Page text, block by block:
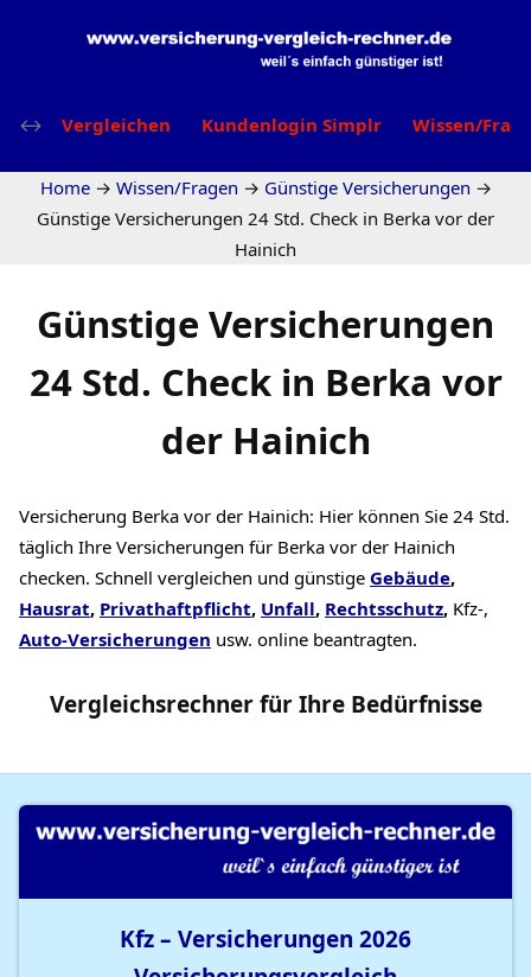
Vergleichen Kundenlogin Simplr Wissen/
Home → Wissen/Fragen → Günstige Versicherungen →
Günstige Versicherungen 24 Std. Check in Berka vor der
Hainich
Günstige Versicherungen
24 Std. Check in Berka vor
der Hainich
Versicherung Berka vor der Hainich: Hier können Sie 24 Std.
täglich Ihre Versicherungen für Berka vor der Hainich
checken. Schnell vergleichen und günstige Gebäude,
Hausrat, Privathaftpflicht, Unfall, Rechtsschutz, Kfz-,
Auto-Versicherungen usw. online beantragten.
Vergleichsrechnerfür Ihre Bedürfnisse
Kfz – Versicherungen 2026